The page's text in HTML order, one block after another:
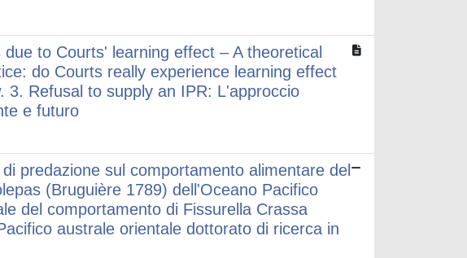
to Courts' learning effect – A theoretical
do Courts really experience learning effect
3. Refusal to supply an IPR: L'approccio
e futuro
predazione sul comportamento alimentare del
(Bruguière 1789) dell'Oceano Pacifico
del comportamento di Fissurella Crassa
australe orientale dottorato di ricerca in